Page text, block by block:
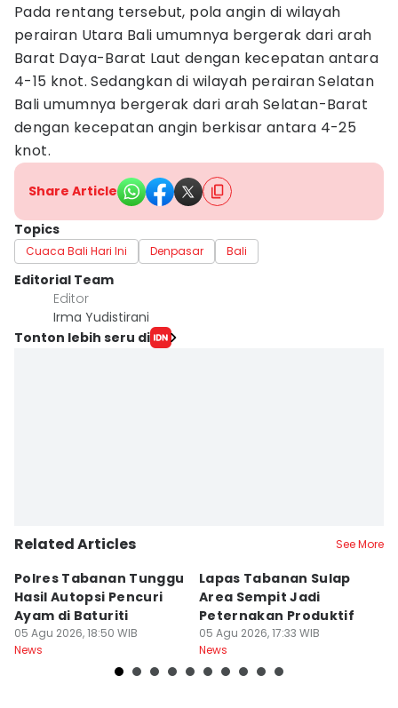
Pada rentang tersebut, pola angin di wilayah
perairan Utara Bali umumnya bergerak dari arah
Barat Daya-Barat Laut dengan kecepatan antara
4-15 knot. Sedangkan di wilayah perairan Selatan
Bali umumnya bergerak dari arah Selatan-Barat
dengan kecepatan angin berkisar antara 4-25
knot.
Share Article
Topics
Cuaca Bali Hari Ini Denpasar Bali
Editorial Team
Editor
Irma Yudistirani
Tonton lebih seru di
Related Articles See More
Polres Tabanan Tunggu
Hasil Autopsi Pencuri
Ayam di Baturiti
05 Agu 2026, 18:50 WIB
News
Lapas Tabanan Sulap
Area Sempit Jadi
Peternakan Produktif
05 Agu 2026, 17:33 WIB
News